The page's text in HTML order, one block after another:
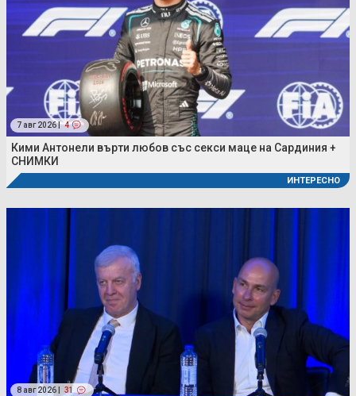
7 авг 2026 | 4
Кими Антонели върти любов със секси маце на Сардиния +
СНИМКИ
ИНТЕРЕСНО
8 авг 2026 | 31